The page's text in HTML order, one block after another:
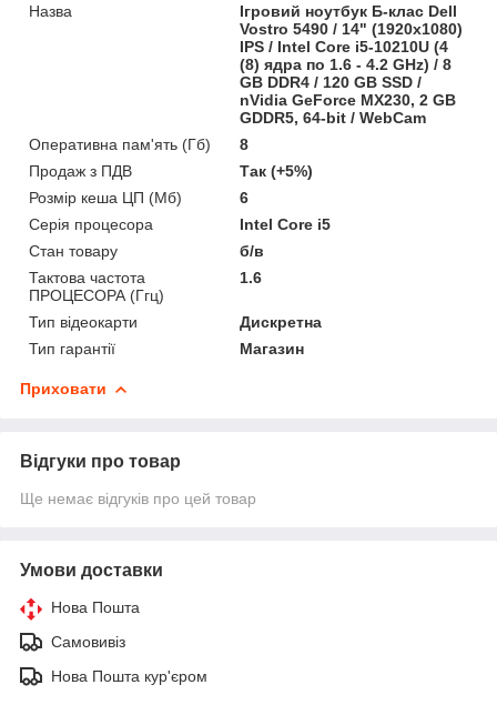
Назва
Ігровий ноутбук Б-клас Dell
Vostro 5490 / 14" (1920x1080)
IPS / Intel Core i5-10210U (4
(8) ядра по 1.6 - 4.2 GHz) / 8
GB DDR4 / 120 GB SSD /
nVidia GeForce MX230, 2 GB
GDDR5, 64-bit / WebCam
Оперативна пам'ять (Гб)
8
Продаж з ПДВ
Так (+5%)
Розмір кеша ЦП (Мб)
6
Серія процесора
Intel Core i5
Стан товару
б/в
Тактова частота
ПРОЦЕСОРА (Ггц)
1.6
Тип відеокарти
Дискретна
Тип гарантії
Магазин
Приховати
Відгуки про товар
Ще немає відгуків про цей товар
Умови доставки
Нова Пошта
Самовивіз
Нова Пошта кур'єром